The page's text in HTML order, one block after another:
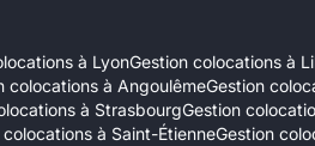
à LyonGestion colocations à
colocations à AngoulêmeGestion
à StrasbourgGestion
colocations à Saint-ÉtienneGestion